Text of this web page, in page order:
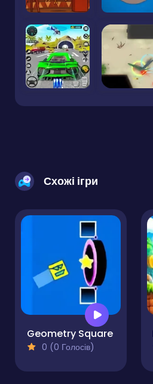
Схожі ігри
Geometry Square
0 (0 Голосів)